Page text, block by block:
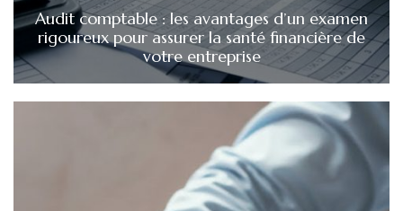
Audit comptable : les avantages d’un examen
rigoureux pour assurer la santé financière de
votre entreprise